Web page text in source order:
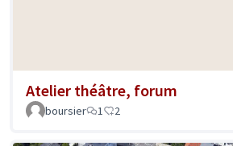
Atelier théâtre, forum
boursier
1 2